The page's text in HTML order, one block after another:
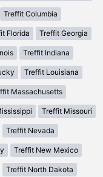
Treffit Columbia
Florida Treffit Georgia
Treffit Indiana
Treffit Louisiana
Massachusetts
Treffit Missouri
Treffit Nevada
Treffit New Mexico
Treffit North Dakota